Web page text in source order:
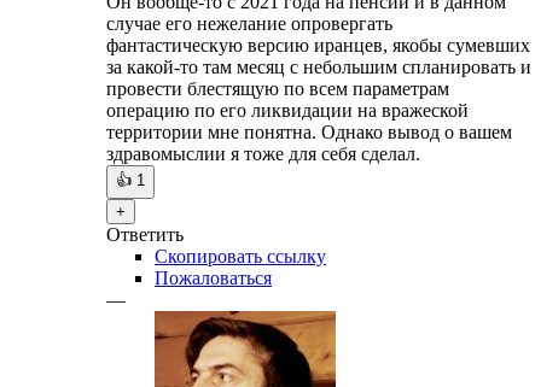
случае его нежелание опровергать
фантастическую версию иранцев, якобы сумевших
за какой-то там месяц с небольшим спланировать и
провести блестящую по всем параметрам
операцию по его ликвидации на вражеской
территории мне понятна. Однако вывод о вашем
здравомыслии я тоже для себя сделал.
👍 1
+
Ответить
Скопировать ссылку
Пожаловаться
—